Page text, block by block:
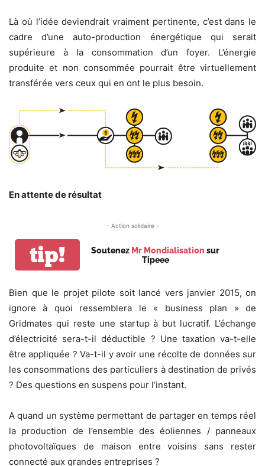
Là où l’idée deviendrait vraiment pertinente, c’est dans le
cadre d’une auto-production énergétique qui serait
supérieure à la consommation d’un foyer. L’énergie
produite et non consommée pourrait être virtuellement
transférée vers ceux qui en ont le plus besoin.
En attente de résultat
- Action solidaire -
tip! Soutenez Mr Mondialisation sur
Tipeee
Bien que le projet pilote soit lancé vers janvier 2015, on
ignore à quoi ressemblera le « business plan » de
Gridmates qui reste une startup à but lucratif. L’échange
d’électricité sera-t-il déductible ? Une taxation va-t-elle
être appliquée ? Va-t-il y avoir une récolte de données sur
les consommations des particuliers à destination de privés
? Des questions en suspens pour l’instant.
A quand un système permettant de partager en temps réel
la production de l’ensemble des éoliennes / panneaux
photovoltaïques de maison entre voisins sans rester
connecté aux grandes entreprises ?